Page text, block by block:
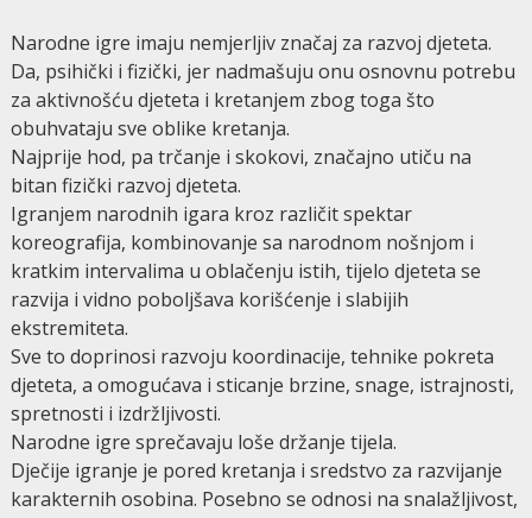
Narodne igre imaju nemjerljiv značaj za razvoj djeteta.
Da, psihički i fizički, jer nadmašuju onu osnovnu potrebu
za aktivnošću djeteta i kretanjem zbog toga što
obuhvataju sve oblike kretanja.
Najprije hod, pa trčanje i skokovi, značajno utiču na
bitan fizički razvoj djeteta.
Igranjem narodnih igara kroz različit spektar
koreografija, kombinovanje sa narodnom nošnjom i
kratkim intervalima u oblačenju istih, tijelo djeteta se
razvija i vidno poboljšava korišćenje i slabijih
ekstremiteta.
Sve to doprinosi razvoju koordinacije, tehnike pokreta
djeteta, a omogućava i sticanje brzine, snage, istrajnosti,
spretnosti i izdržljivosti.
Narodne igre sprečavaju loše držanje tijela.
Dječije igranje je pored kretanja i sredstvo za razvijanje
karakternih osobina. Posebno se odnosi na snalažljivost,